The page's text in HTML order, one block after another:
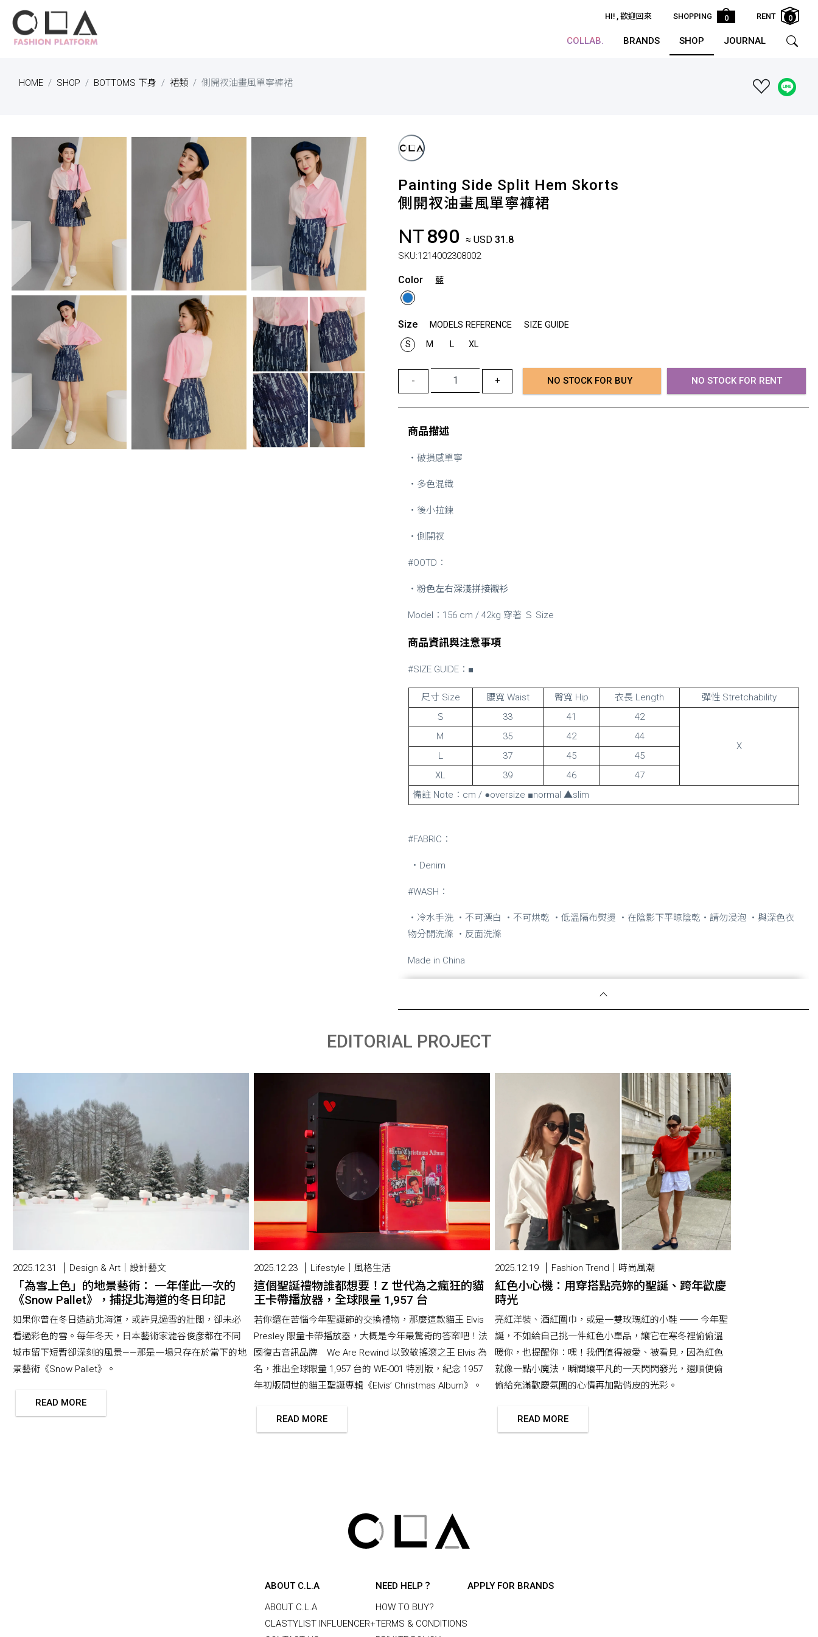
HI! , 歡迎回來 SHOPPING 0 RENT 0
COLLAB. BRANDS SHOP JOURNAL
HOME SHOP BOTTOMS 下身 裙類 側開衩油畫風單寧褲裙
Painting Side Split Hem Skorts
側開衩油畫風單寧褲裙
NT890 ≈ USD 31.8
SKU:1214002308002
Color 藍
Size MODELS REFERENCE
SIZE GUIDE
S
M L XL
- + NO STOCK FOR BUY NO STOCK FOR RENT
商品描述
・破損感單寧
・多色混織
・後小拉鍊
・側開衩
#OOTD：
・粉色左右深淺拼接襯衫
Model：156 cm / 42kg 穿著 Ｓ Size
商品資訊與注意事項
#SIZE GUIDE：■
尺寸 Size 腰寬 Waist 臀寬 Hip 衣長 Length
彈性 Stretchability
Ｓ
33 41 42
X
Ｍ 35 42
44
Ｌ
37 45
45
XL
39 46
47
備註 Note：cm / ●oversize ■normal ▲slim
#FABRIC：
・Denim
#WASH：
・冷水手洗 ・不可漂白 ・不可烘乾 ・低溫隔布熨燙 ・在陰影下平晾陰乾・請勿浸泡 ・與深色衣
物分開洗滌 ・反面洗滌
Made in China
EDITORIAL PROJECT
2025.12.31 Design & Art｜設計藝文
「為雪上色」的地景藝術： 一年僅此一次的
《Snow Pallet》，捕捉北海道的冬日印記
如果你曾在冬日造訪北海道，或許見過雪的壯闊，卻未必
看過彩色的雪。每年冬天，日本藝術家澁谷俊彦都在不同
城市留下短暫卻深刻的風景——那是一場只存在於當下的地
景藝術《Snow Pallet》。
READ MORE
2025.12.23 Lifestyle｜風格生活
這個聖誕禮物誰都想要！Z 世代為之瘋狂的貓
王卡帶播放器，全球限量 1,957 台
若你還在苦惱今年聖誕節的交換禮物，那麼這款貓王 Elvis
Presley 限量卡帶播放器，大概是今年最驚奇的答案吧！法
國復古音訊品牌 We Are Rewind 以致敬搖滾之王 Elvis 為
名，推出全球限量 1,957 台的 WE-001 特別版，紀念 1957
年初版問世的貓王聖誕專輯《Elvis’ Christmas Album》。
READ MORE
2025.12.19 Fashion Trend｜時尚風潮
紅色小心機：用穿搭點亮妳的聖誕、跨年歡慶
時光
亮紅洋裝、酒紅圍巾，或是一雙玫瑰紅的小鞋 ── 今年聖
誕，不如給自己挑一件紅色小單品，讓它在寒冬裡偷偷溫
暖你，也提醒你：嘿！我們值得被愛、被看見，因為紅色
就像一點小魔法，瞬間讓平凡的一天閃閃發光，還順便偷
偷給充滿歡慶氛圍的心情再加點俏皮的光彩。
READ MORE
ABOUT C.L.A
ABOUT C.L.A
CLASTYLIST INFLUENCER+
NEED HELP？
HOW TO BUY?
TERMS & CONDITIONS
APPLY FOR BRANDS